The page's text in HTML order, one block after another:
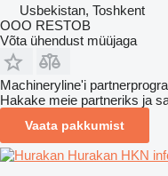
Usbekistan, Toshkent
OOO RESTOB
Võta ühendust müüjaga
Machineryline'i
Hakake meie partneriks ja
Vaata pakkumist
Hurakan HKN